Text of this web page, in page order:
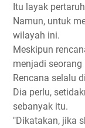
Itu layak
Namun, untuk
wilayah ini.
Meskipun
menjadi
Rencana selalu
Dia perlu,
sebanyak itu.
"Dikatakan, jika